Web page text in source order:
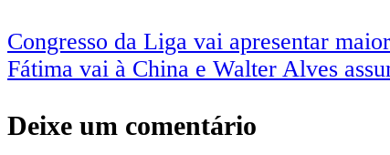
Congresso da Liga vai apresentar
Fátima vai à China e Walter Alves
Deixe um comentário